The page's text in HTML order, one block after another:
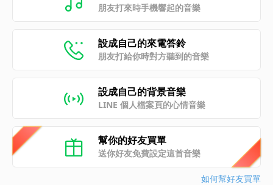
朋友打來時手機響起的音樂
設成自己的來電答鈴
朋友打給你時對方聽到的音樂
設成自己的背景音樂
LINE 個人檔案頁的心情音樂
幫你的好友買單
送你好友免費設定這首音樂
如何幫好友買單